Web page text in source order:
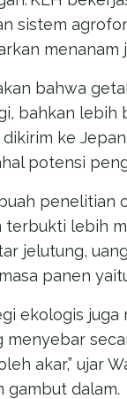
sistem
bahwa
bahkan lebih
ke
potensi
penelitian
terbukti lebih
jelutung,
panen
ekologis
menyebar
akar,” ujar
gambut dalam.